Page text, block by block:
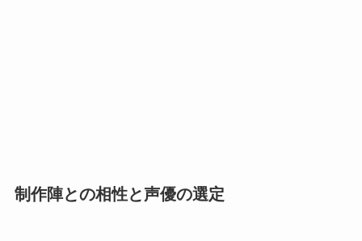
制作陣との相性と声優の選定